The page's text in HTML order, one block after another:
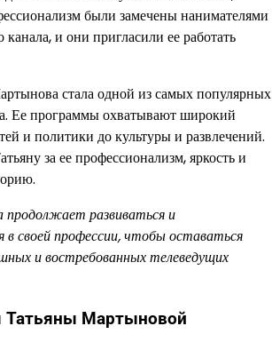
были замечены нанимателями
канала, и они пригласили ее работать
стала одной из самых популярных
Ее программы охватывают широкий
и политики до культуры и развлечений.
за ее профессионализм, яркость и
развиваться и
в своей профессии, чтобы оставаться
и востребованных телеведущих
Татьяны Мартыновой